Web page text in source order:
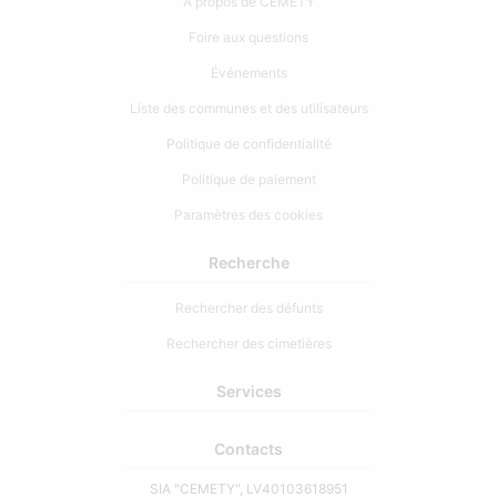
Foire aux questions
Événements
Liste des communes et des utilisateurs
Politique de confidentialité
Politique de paiement
Paramètres des cookies
Recherche
Rechercher des défunts
Rechercher des cimetières
Services
Contacts
SIA "CEMETY", LV40103618951